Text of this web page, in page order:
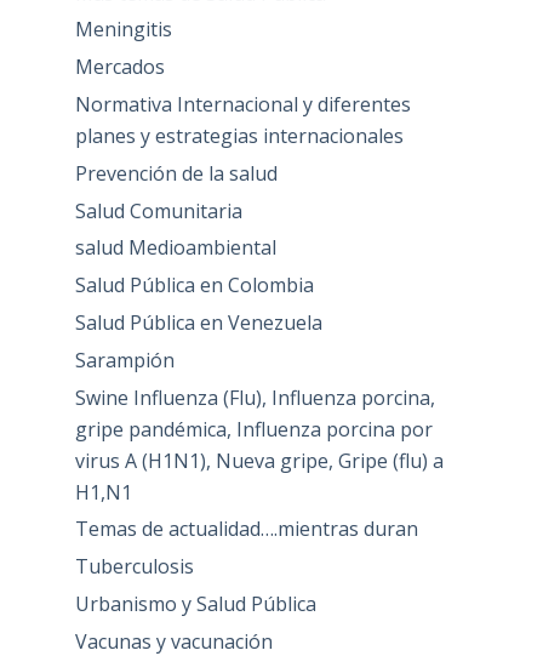
Meningitis
Mercados
Normativa Internacional y diferentes
planes y estrategias internacionales
Prevención de la salud
Salud Comunitaria
salud Medioambiental
Salud Pública en Colombia
Salud Pública en Venezuela
Sarampión
Swine Influenza (Flu), Influenza porcina,
gripe pandémica, Influenza porcina por
virus A (H1N1), Nueva gripe, Gripe (flu) a
H1,N1
Temas de actualidad….mientras duran
Tuberculosis
Urbanismo y Salud Pública
Vacunas y vacunación